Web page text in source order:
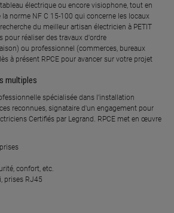
électrique ou encore visiophone, tout en
la norme NF C 15-100 qui concerne les locaux
du meilleur artisan électricien à PETIT
pour réaliser des travaux d'ordre
ou professionnel (commerces, bureaux
à présent RPCE pour avancer sur votre projet
multiples​
spécialisée dans l’installation
reconnues, ​signataire d'un engagement pour
Certifiés par Legrand​. RPCE met en œuvre
confort, etc.​
prises RJ45​